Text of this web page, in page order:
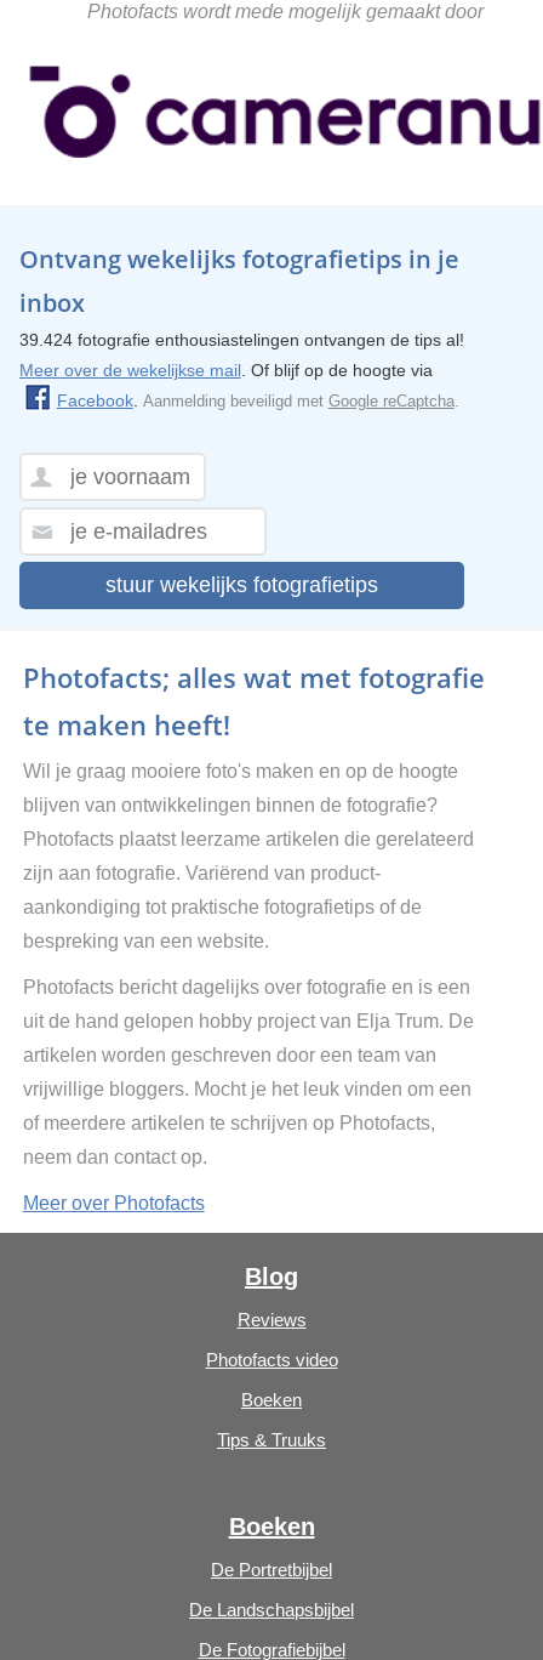
Photofacts wordt mede mogelijk gemaakt door
Ontvang wekelijks fotografietips in je
inbox
39.424 fotografie enthousiastelingen ontvangen de tips al!
Meer over de wekelijkse mail. Of blijf op de hoogte via
Facebook. Aanmelding beveiligd met Google reCaptcha.
stuur wekelijks fotografietips
Photofacts; alles wat met fotografie
te maken heeft!
Wil je graag mooiere foto's maken en op de hoogte
blijven van ontwikkelingen binnen de fotografie?
Photofacts plaatst leerzame artikelen die gerelateerd
zijn aan fotografie. Variërend van product-
aankondiging tot praktische fotografietips of de
bespreking van een website.
Photofacts bericht dagelijks over fotografie en is een
uit de hand gelopen hobby project van Elja Trum. De
artikelen worden geschreven door een team van
vrijwillige bloggers. Mocht je het leuk vinden om een
of meerdere artikelen te schrijven op Photofacts,
neem dan contact op.
Meer over Photofacts
Blog
Reviews
Photofacts video
Boeken
Tips & Truuks
Boeken
De Portretbijbel
De Landschapsbijbel
De Fotografiebijbel